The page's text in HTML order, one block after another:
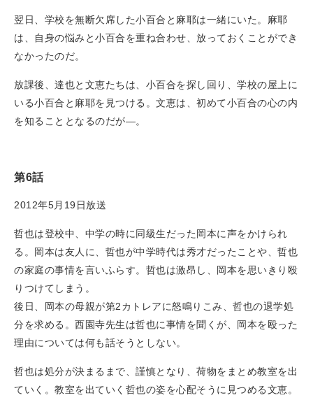
翌日、学校を無断欠席した小百合と麻耶は一緒にいた。麻耶
は、自身の悩みと小百合を重ね合わせ、放っておくことができ
なかったのだ。
放課後、達也と文恵たちは、小百合を探し回り、学校の屋上に
いる小百合と麻耶を見つける。文恵は、初めて小百合の心の内
を知ることとなるのだが―。
第6話
2012年5月19日放送
哲也は登校中、中学の時に同級生だった岡本に声をかけられ
る。岡本は友人に、哲也が中学時代は秀才だったことや、哲也
の家庭の事情を言いふらす。哲也は激昂し、岡本を思いきり殴
りつけてしまう。
後日、岡本の母親が第2カトレアに怒鳴りこみ、哲也の退学処
分を求める。西園寺先生は哲也に事情を聞くが、岡本を殴った
理由については何も話そうとしない。
哲也は処分が決まるまで、謹慎となり、荷物をまとめ教室を出
ていく。教室を出ていく哲也の姿を心配そうに見つめる文恵。